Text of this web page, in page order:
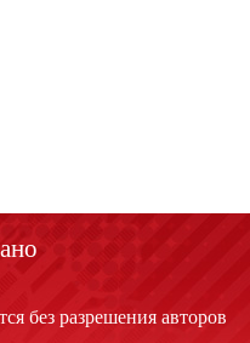
без разрешения авторов